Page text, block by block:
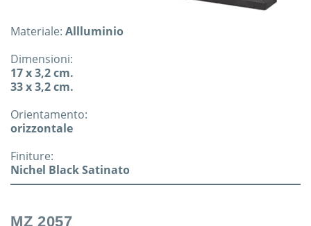
Materiale: Allluminio
Dimensioni:
17 x 3,2 cm.
33 x 3,2 cm.
Orientamento:
orizzontale
Finiture:
Nichel Black Satinato
MZ 2057